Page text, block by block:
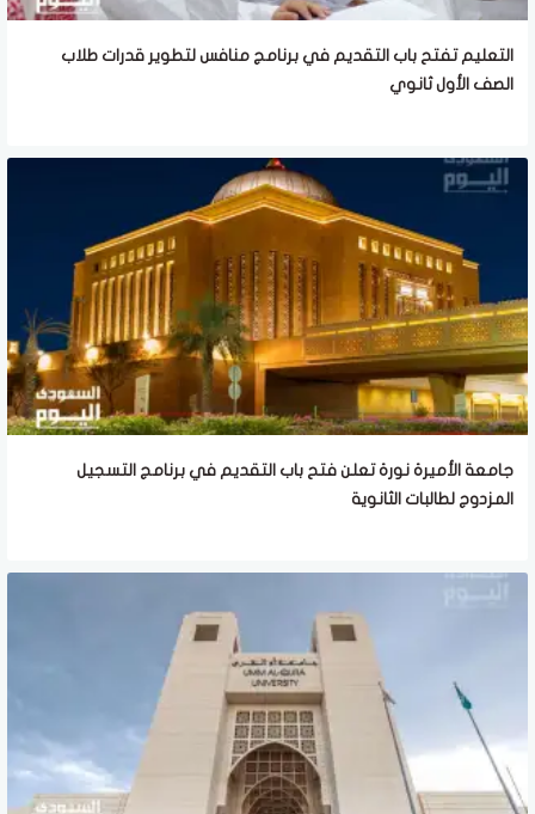
التعليم تفتح باب التقديم في برنامج منافس لتطوير قدرات طلاب
الصف الأول ثانوي
جامعة الأميرة نورة تعلن فتح باب التقديم في برنامج التسجيل
المزدوج لطالبات الثانوية